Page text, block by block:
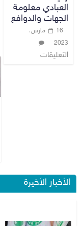
العبادي معلومة
الجهات والدوافع
16 مارس،
2023
التعليقات
الأخبار الأخيرة